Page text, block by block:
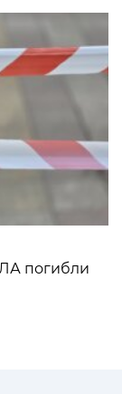
погибли